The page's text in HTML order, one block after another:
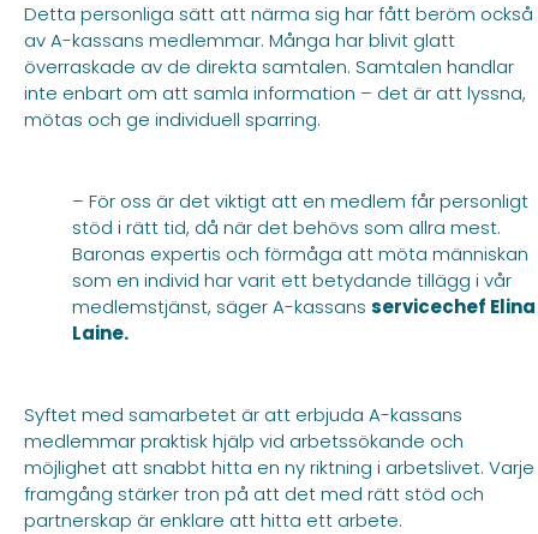
Detta personliga sätt att närma sig har fått beröm också
av A-kassans medlemmar. Många har blivit glatt
överraskade av de direkta samtalen. Samtalen handlar
inte enbart om att samla information – det är att lyssna,
mötas och ge individuell sparring.
– För oss är det viktigt att en medlem får personligt
stöd i rätt tid, då när det behövs som allra mest.
Baronas expertis och förmåga att möta människan
som en individ har varit ett betydande tillägg i vår
medlemstjänst, säger A-kassans servicechef Elina
Laine.
Syftet med samarbetet är att erbjuda A-kassans
medlemmar praktisk hjälp vid arbetssökande och
möjlighet att snabbt hitta en ny riktning i arbetslivet. Varje
framgång stärker tron på att det med rätt stöd och
partnerskap är enklare att hitta ett arbete.